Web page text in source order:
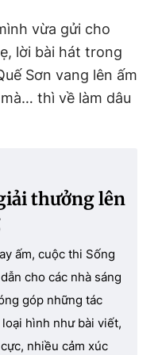
vừa gửi cho
lời bài hát trong
Sơn vang lên ấm
thì về làm dâu
thưởng lên
ấm, cuộc thi Sống
cho các nhà sáng
góp những tác
hình như bài viết,
nhiều cảm xúc